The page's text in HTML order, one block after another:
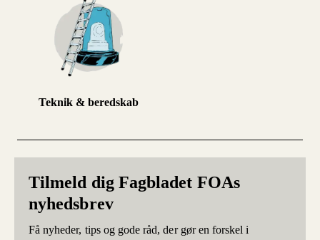
Teknik & beredskab
Tilmeld dig Fagbladet FOAs
nyhedsbrev
Få nyheder, tips og gode råd, der gør en forskel i